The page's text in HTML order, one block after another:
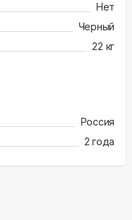
Нет
Черный
22 кг
Россия
2 года